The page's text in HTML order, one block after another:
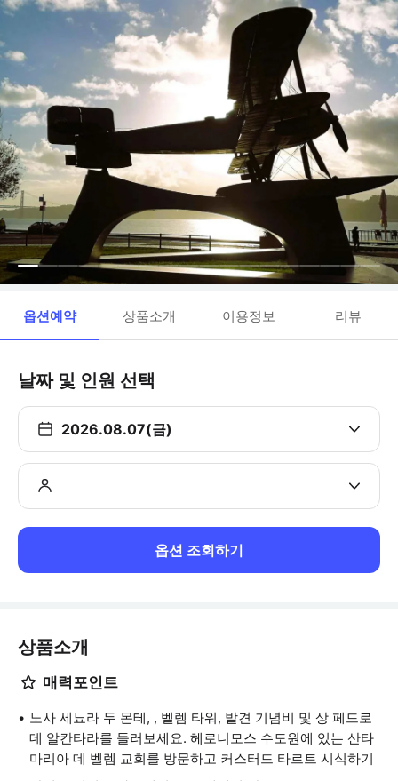
옵션예약 상품소개 이용정보 리뷰
날짜 및 인원 선택
2026.08.07(금)
옵션 조회하기
상품소개
매력포인트
노사 세뇨라 두 몬테, , 벨렘 타워, 발견 기념비 및 상 페드로
데 알칸타라를 둘러보세요. 헤로니모스 수도원에 있는 산타
마리아 데 벨렘 교회를 방문하고 커스터드 타르트 시식하기